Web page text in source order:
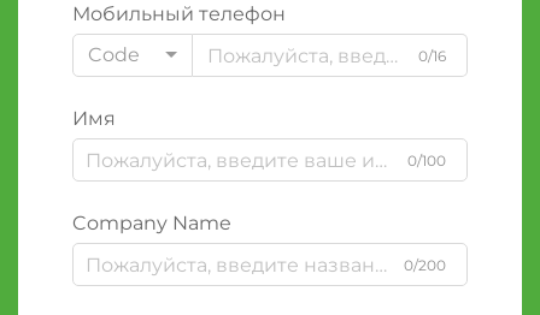
Мобильный телефон
Code
0/16
Имя
0/100
Company Name
0/200